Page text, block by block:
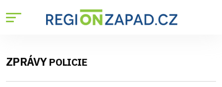
ZPRÁVYPOLICIE